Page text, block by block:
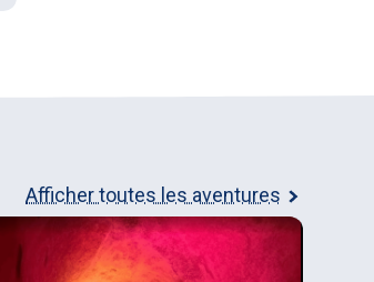
Afficher toutes les aventures